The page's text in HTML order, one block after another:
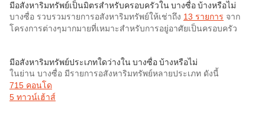
มีอสังหาริมทรัพย์เป็นมิตรสำหรับครอบครัวใน บางซื่อ บ้างหรือไม่
บางซื่อ รวบรวมรายการอสังหาริมทรัพย์ให้เช่าถึง 13 รายการ จาก
โครงการต่างๆมากมายที่เหมาะสำหรับการอยู่อาศัยเป็นครอบครัว
มีอสังหาริมทรัพย์ประเภทใดว่างใน บางซื่อ บ้างหรือไม่
ในย่าน บางซื่อ มีรายการอสังหาริมทรัพย์หลายประเภท ดังนี้
715 คอนโด
5 ทาวน์เฮ้าส์